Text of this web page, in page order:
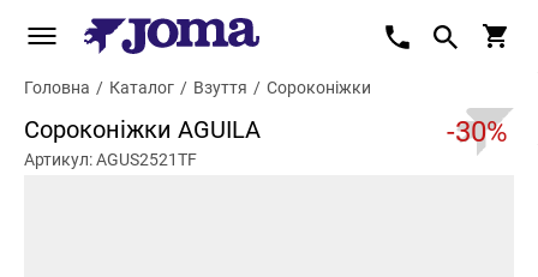
Головна / Каталог / Взуття / Сороконіжки
Сороконіжки AGUILA -30%
Артикул: AGUS2521TF